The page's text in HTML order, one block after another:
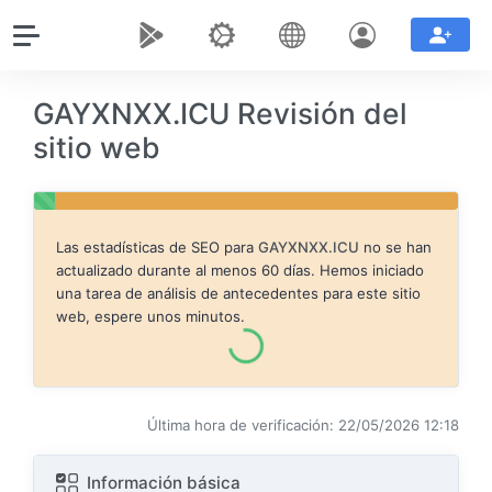
GAYXNXX.ICU Revisión del
sitio web
Las estadísticas de SEO para GAYXNXX.ICU no se han
actualizado durante al menos 60 días. Hemos iniciado
una tarea de análisis de antecedentes para este sitio
web, espere unos minutos.
Última hora de verificación: 22/05/2026 12:18
Información básica